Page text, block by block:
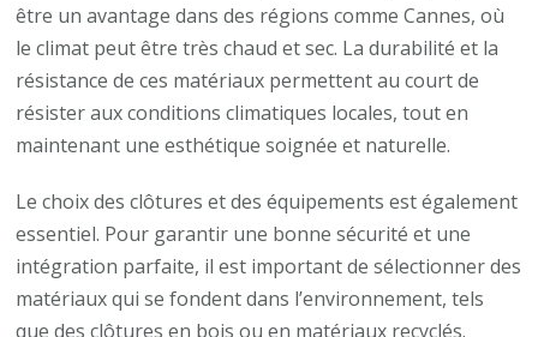
être un avantage dans des régions comme Cannes, où
le climat peut être très chaud et sec. La durabilité et la
résistance de ces matériaux permettent au court de
résister aux conditions climatiques locales, tout en
maintenant une esthétique soignée et naturelle.
Le choix des clôtures et des équipements est également
essentiel. Pour garantir une bonne sécurité et une
intégration parfaite, il est important de sélectionner des
matériaux qui se fondent dans l’environnement, tels
que des clôtures en bois ou en matériaux recyclés.